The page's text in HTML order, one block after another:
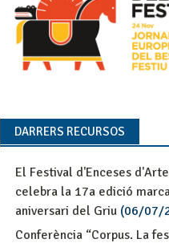
DARRERS RECURSOS
El Festival d'Enceses
celebra la 17a edició
aniversari del Griu(06/07/
Conferència “Corpus. La